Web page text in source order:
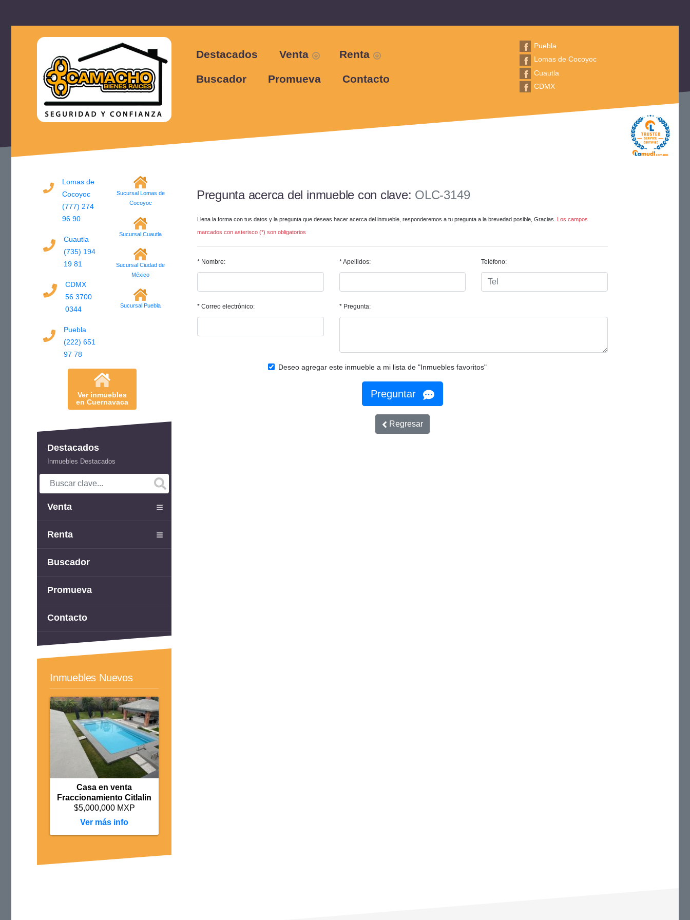
Destacados Venta Renta
Buscador Promueva Contacto
Puebla
Lomas de Cocoyoc
Cuautla
CDMX
Lomas de
Cocoyoc
(777) 274
96 90
Cuautla
(735) 194
19 81
CDMX
56 3700
0344
Puebla
(222) 651
97 78
Sucursal Lomas de
Cocoyoc
Sucursal Cuautla
Sucursal Ciudad de
México
Sucursal Puebla
Ver inmuebles
en Cuernavaca
Destacados
Inmuebles Destacados
Venta
Renta
Buscador
Promueva
Contacto
Inmuebles Nuevos
Casa en venta
Fraccionamiento Citlalin
$5,000,000 MXP
más info
Pregunta acerca del inmueble con clave: OLC-3149
Llena la forma con tus datos y la pregunta que deseas hacer acerca del inmueble, responderemos a tu pregunta a la brevedad posible, Gracias. Los campos
marcados con asterisco (*) son obligatorios
* Nombre: * Apellidos: Teléfono:
* Correo electrónico: * Pregunta:
Deseo agregar este inmueble a mi lista de "Inmuebles favoritos"
Preguntar
Regresar